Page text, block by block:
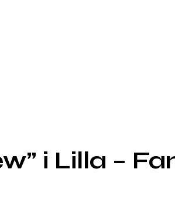
i Lilla –